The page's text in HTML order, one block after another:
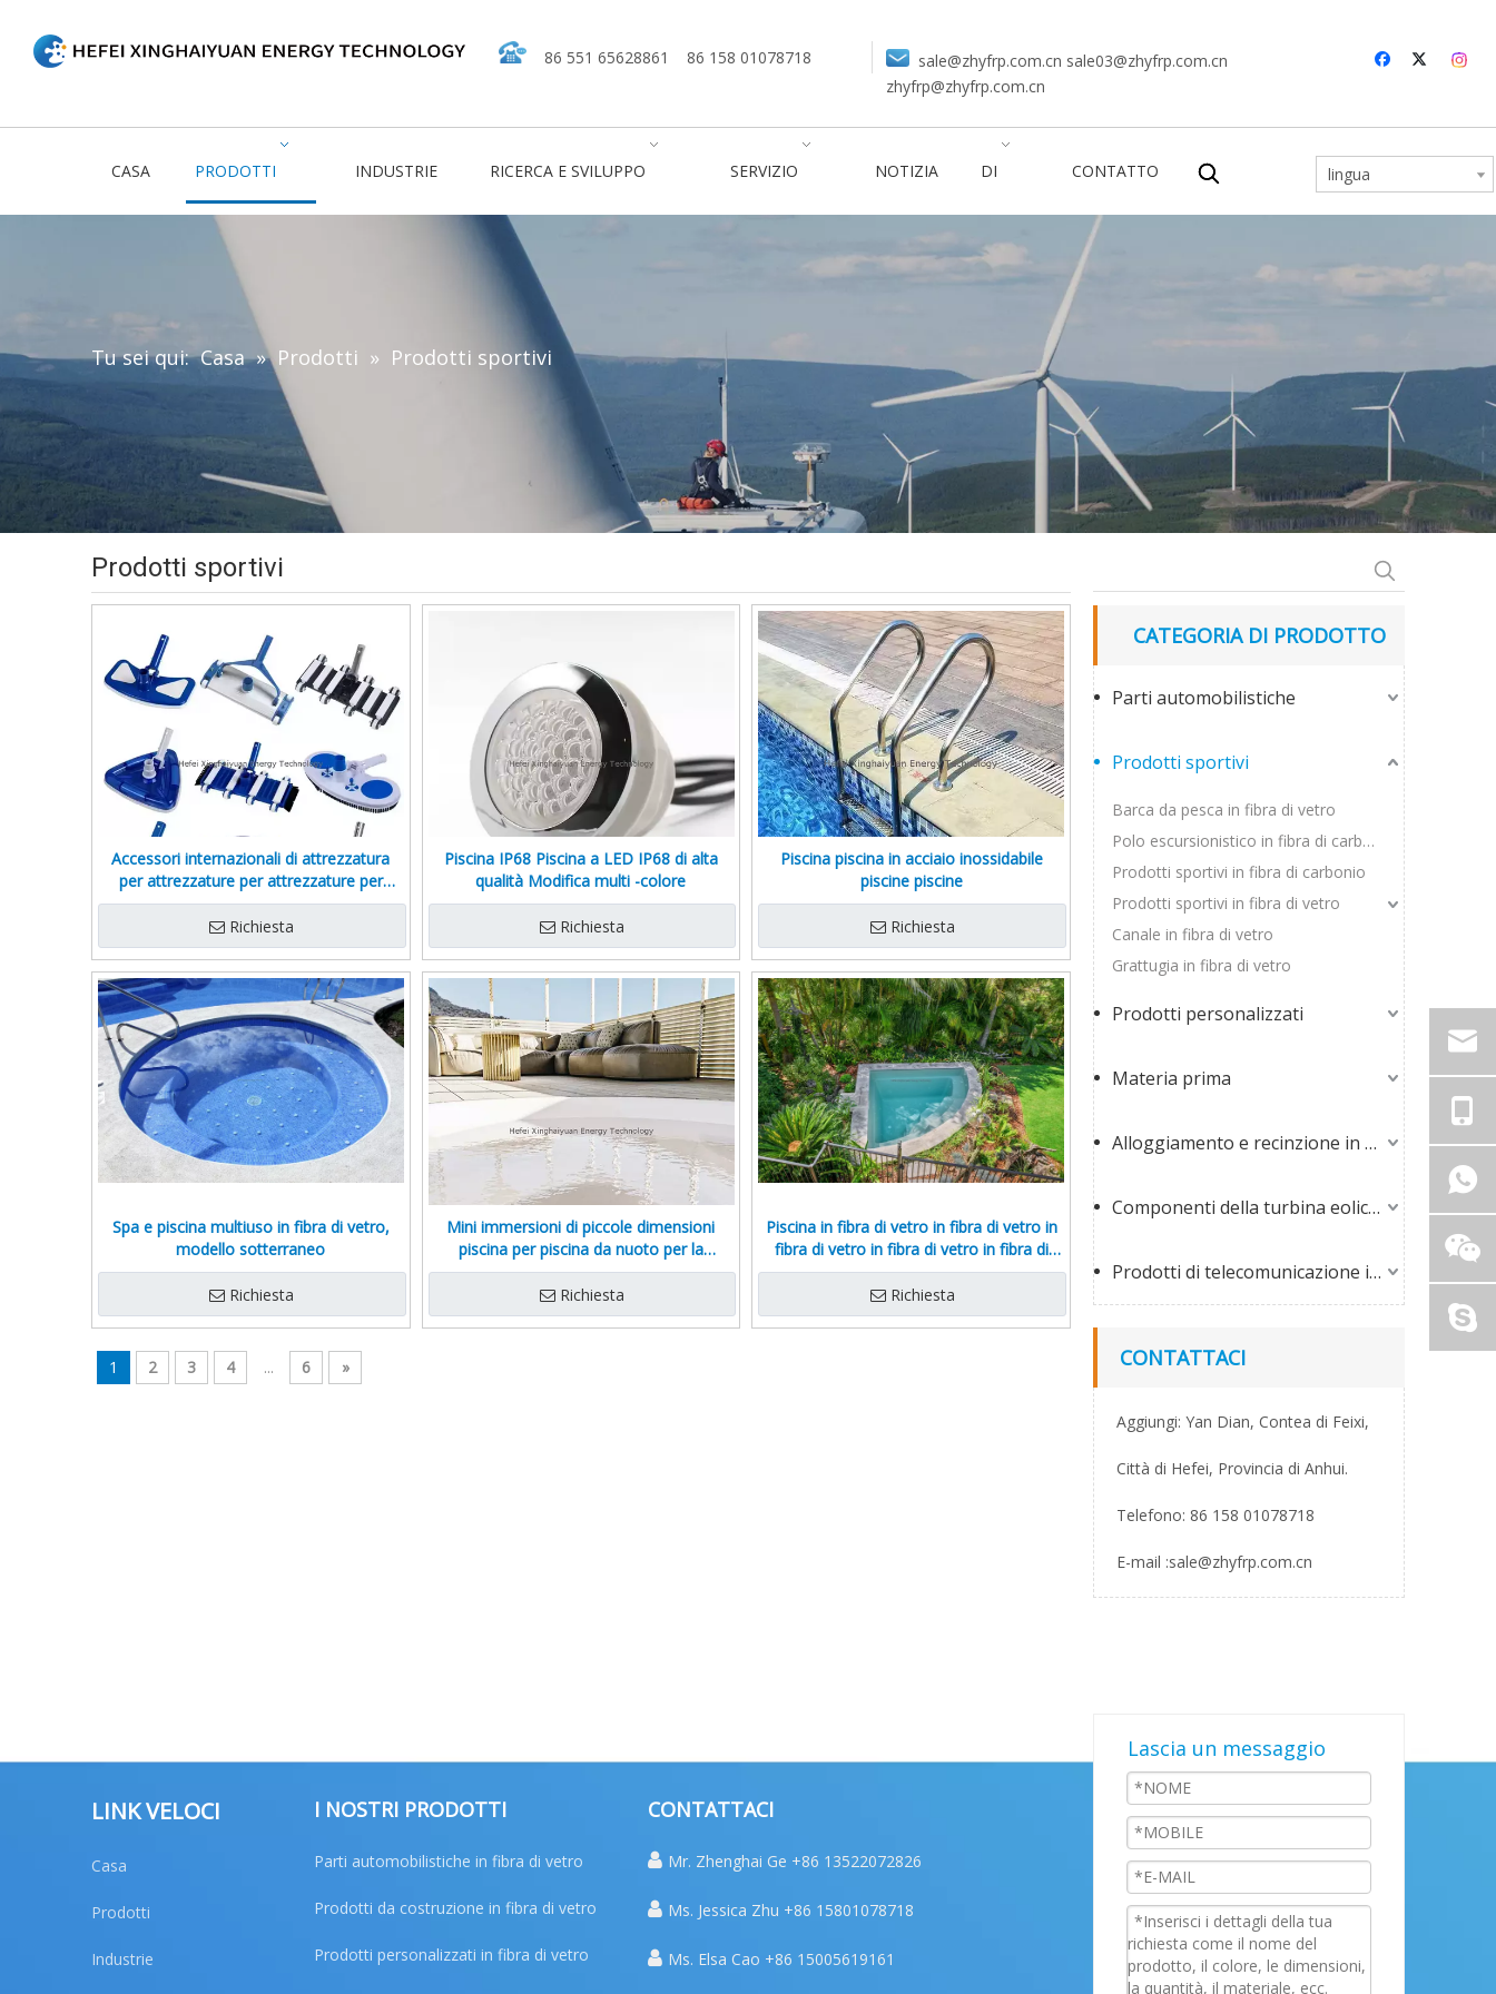
86 551 65628861 86 158 01078718 sale@zhyfrp.com.cn sale03@zhyfrp.com.cn
zhyfrp@zhyfrp.com.cn
CASA PRODOTTI INDUSTRIE RICERCA E SVILUPPO SERVIZIO NOTIZIA DI CONTATTO lingua
Tu sei qui: Casa » Prodotti » Prodotti sportivi
Prodotti sportivi
Accessori internazionali di attrezzatura
per attrezzature per attrezzature per
piscine di qualità standard per spa e
piscine in fibra di vetro
Richiesta
Piscina IP68 Piscina a LED IP68 di alta
qualità Modifica multi -colore
Richiesta
Piscina piscina in acciaio inossidabile
piscine piscine
Richiesta
Spa e piscina multiuso in fibra di vetro,
modello sotterraneo
Richiesta
Mini immersioni di piccole dimensioni
piscina per piscina da nuoto per la
famiglia per esterni in fibra di vetro in fibra
di vetro
Richiesta
Piscina in fibra di vetro in fibra di vetro in
fibra di vetro in fibra di vetro in fibra di
vetro in fibra di vetro in fibra di vetri
Richiesta
1 2 3 4 ... 6 »
CATEGORIA DI PRODOTTO
Parti automobilistiche
Prodotti sportivi
Barca da pesca in fibra di vetro
Polo escursionistico in fibra di carbonio
Prodotti sportivi in ​​fibra di carbonio
Prodotti sportivi in ​​fibra di vetro
Canale in fibra di vetro
Grattugia in fibra di vetro
Prodotti personalizzati
Materia prima
Alloggiamento e recinzione in fibra di vetro
Componenti della turbina eolica in fibra di vetro
Prodotti di telecomunicazione in fibra di vetro
CONTATTACI
Aggiungi: Yan Dian, Contea di Feixi,
Città di Hefei, Provincia di Anhui.
Telefono: 86 158 01078718
E-mail :sale@zhyfrp.com.cn
LINK VELOCI
Casa
Prodotti
Industrie
I NOSTRI PRODOTTI
Parti automobilistiche in fibra di vetro
Prodotti da costruzione in fibra di vetro
Prodotti personalizzati in fibra di vetro
CONTATTACI
 Mr. Zhenghai Ge +86 13522072826
 Ms. Jessica Zhu +86 15801078718
 Ms. Elsa Cao +86 15005619161
Lascia un messaggio